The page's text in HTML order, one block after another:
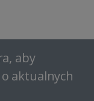
aby
aktualnych